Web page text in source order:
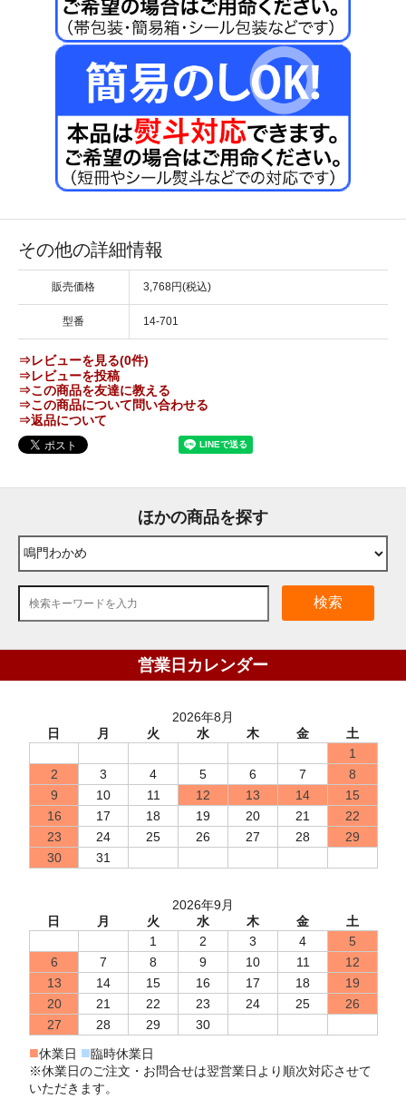
その他の詳細情報
販売価格 3,768円(税込)
型番 14-701
⇒レビューを見る(0件)
⇒レビューを投稿
⇒この商品を友達に教える
⇒この商品について問い合わせる
⇒返品について
ほかの商品を探す
検索
営業日カレンダー
2026年8月
日
月 火 水 木 金
土
1
2
3 4 5 6 7
8
9
10 11 12 13 14
15
16
17 18 19 20 21
22
23
24 25 26 27 28
29
30
31
2026年9月
日
月 火 水 木 金
土
1
2 3 4
5
6
7 8 9 10 11
12
13
14 15 16 17 18
19
20
21 22 23 24 25
26
27
28 29 30
■休業日 ■臨時休業日
※休業日のご注文・お問合せは翌営業日より順次対応させて
いただきます。